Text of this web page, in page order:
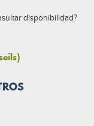
disponibilidad?